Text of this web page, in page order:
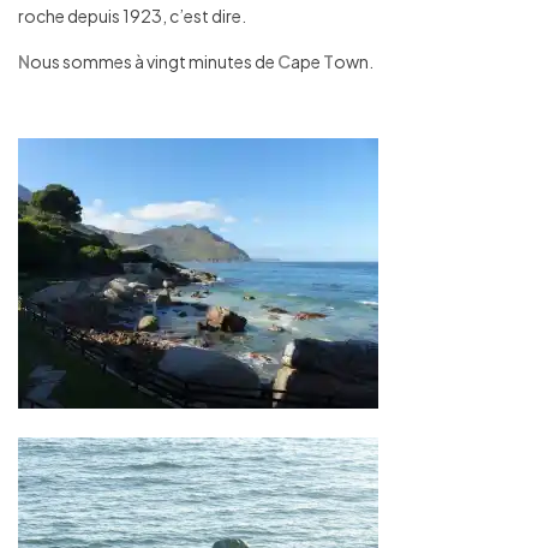
roche depuis 1923, c’est dire.
Nous sommes à vingt minutes de Cape Town.